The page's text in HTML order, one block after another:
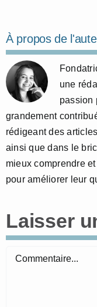
À propos de
une
passion
grandement
rédigeant des
ainsi que dans le
mieux comprendre
pour améliorer leur
Laisser
Commentaire